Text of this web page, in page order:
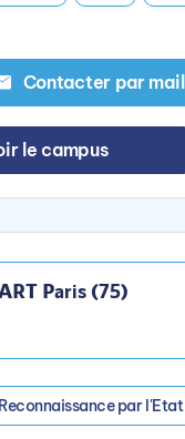
Contacter par mail
le campus
Paris (75)
Reconnaissance par l'Etat